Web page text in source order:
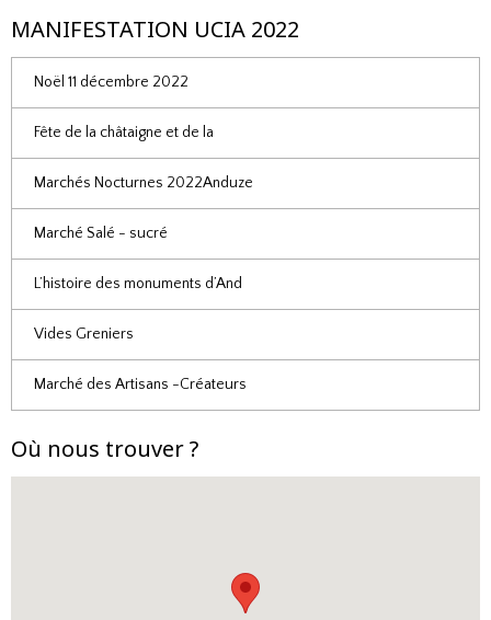
MANIFESTATION UCIA 2022
Noël 11 décembre 2022
Fête de la châtaigne et de la
Marchés Nocturnes 2022Anduze
Marché Salé - sucré
L’histoire des monuments d’And
Vides Greniers
Marché des Artisans -Créateurs
Où nous trouver ?